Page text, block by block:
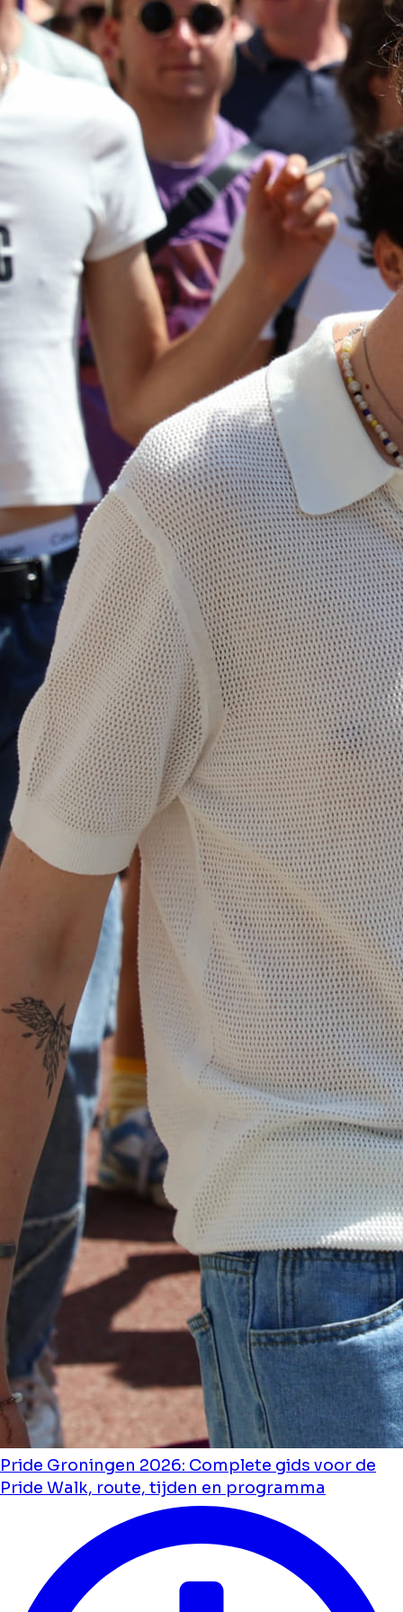
Pride Groningen 2026: Complete gids voor de
Pride Walk, route, tijden en programma